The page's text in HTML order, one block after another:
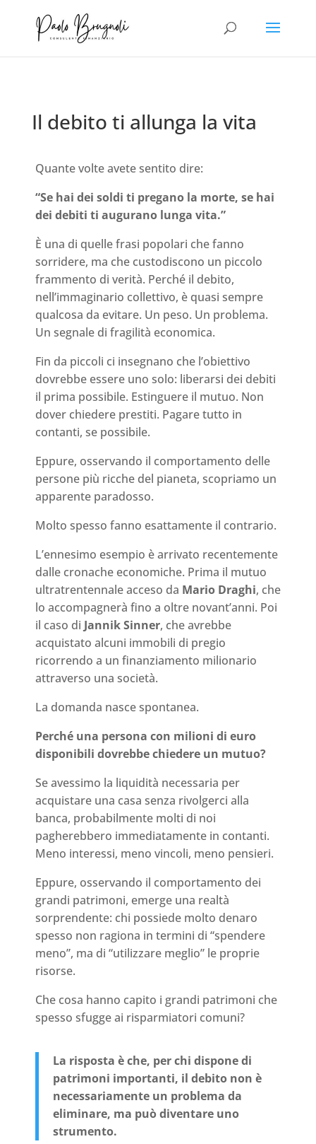
Il debito ti allunga la vita
Quante volte avete sentito dire:
“Se hai dei soldi ti pregano la morte, se hai
dei debiti ti augurano lunga vita.”
È una di quelle frasi popolari che fanno
sorridere, ma che custodiscono un piccolo
frammento di verità. Perché il debito,
nell’immaginario collettivo, è quasi sempre
qualcosa da evitare. Un peso. Un problema.
Un segnale di fragilità economica.
Fin da piccoli ci insegnano che l’obiettivo
dovrebbe essere uno solo: liberarsi dei debiti
il prima possibile. Estinguere il mutuo. Non
dover chiedere prestiti. Pagare tutto in
contanti, se possibile.
Eppure, osservando il comportamento delle
persone più ricche del pianeta, scopriamo un
apparente paradosso.
Molto spesso fanno esattamente il contrario.
L’ennesimo esempio è arrivato recentemente
dalle cronache economiche. Prima il mutuo
ultratrentennale acceso da Mario Draghi, che
lo accompagnerà fino a oltre novant’anni. Poi
il caso di Jannik Sinner, che avrebbe
acquistato alcuni immobili di pregio
ricorrendo a un finanziamento milionario
attraverso una società.
La domanda nasce spontanea.
Perché una persona con milioni di euro
disponibili dovrebbe chiedere un mutuo?
Se avessimo la liquidità necessaria per
acquistare una casa senza rivolgerci alla
banca, probabilmente molti di noi
pagherebbero immediatamente in contanti.
Meno interessi, meno vincoli, meno pensieri.
Eppure, osservando il comportamento dei
grandi patrimoni, emerge una realtà
sorprendente: chi possiede molto denaro
spesso non ragiona in termini di “spendere
meno”, ma di “utilizzare meglio” le proprie
risorse.
Che cosa hanno capito i grandi patrimoni che
spesso sfugge ai risparmiatori comuni?
La risposta è che, per chi dispone di
patrimoni importanti, il debito non è
necessariamente un problema da
eliminare, ma può diventare uno
strumento.